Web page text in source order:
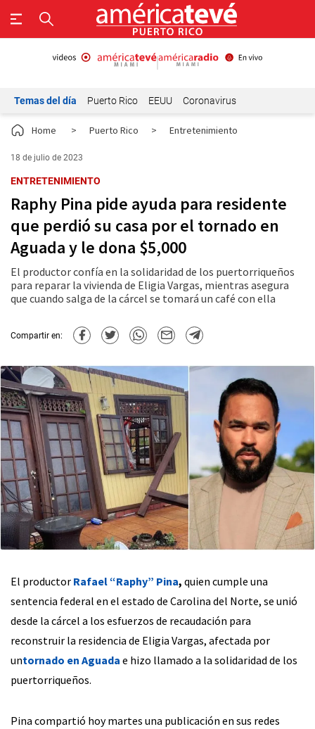
Temas del día Puerto Rico EEUU Coronavirus
Home > Puerto Rico > Entretenimiento
18 de julio de 2023
ENTRETENIMIENTO
Raphy Pina pide ayuda para residente
que perdió su casa por el tornado en
Aguada y le dona $5,000
El productor confía en la solidaridad de los puertorriqueños
para reparar la vivienda de Eligia Vargas, mientras asegura
que cuando salga de la cárcel se tomará un café con ella
Compartir en:
El productor Rafael “Raphy” Pina, quien cumple una
sentencia federal en el estado de Carolina del Norte, se unió
desde la cárcel a los esfuerzos de recaudación para
reconstruir la residencia de Eligia Vargas, afectada por
untornado en Aguada e hizo llamado a la solidaridad de los
puertorriqueños.
Pina compartió hoy martes una publicación en sus redes